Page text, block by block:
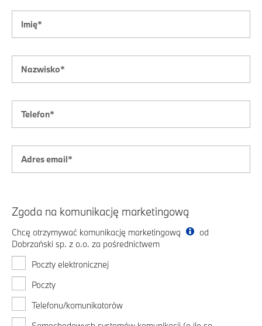
Zgoda na komunikację marketingową
Chcę otrzymywać komunikację marketingową
od
Dobrzański sp. z o.o. za pośrednictwem
Poczty elektronicznej
Poczty
Telefonu/komunikatorów